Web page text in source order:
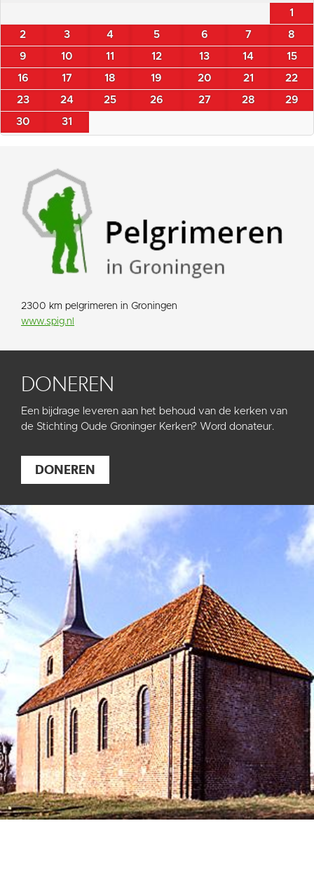
1
2 3 4 5 6 7 8
9 10 11 12 13 14 15
16 17 18 19 20 21 22
23 24 25 26 27 28 29
30 31
2300 km pelgrimeren in Groningen
www.spig.nl
DONEREN
Een bijdrage leveren aan het behoud van de kerken van
de Stichting Oude Groninger Kerken? Word donateur.
DONEREN